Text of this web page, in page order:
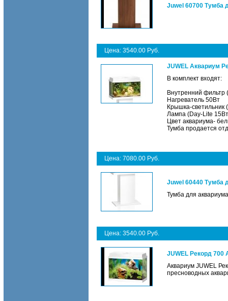
Juwel 60700 Тумба
Цена: 3540.00 Руб.
JUWEL Аквариум
В комплект входят:
Внутренний фильтр
Нагреватель 50Вт
Крышка-светильник
Лампа (Day-Lite
Цвет аквариума-
Тумба продается
Цена: 7080.00 Руб.
Juwel 60440 Тумба
Тумба для
Цена: 3540.00 Руб.
JUWEL Рекорд 700
Аквариум JUWEL
пресноводных